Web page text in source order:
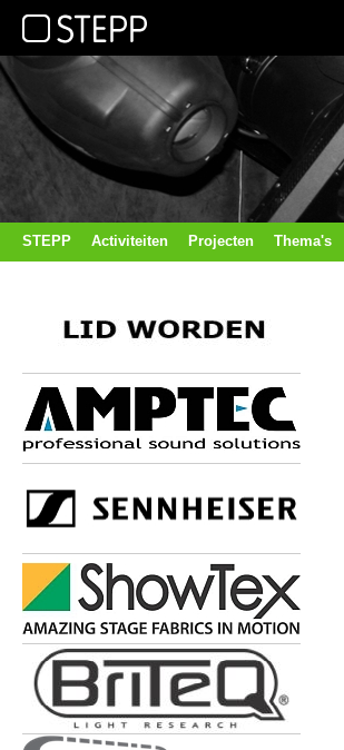
STEPP Activiteiten Projecten Thema's